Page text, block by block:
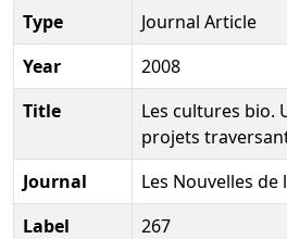
Type
Journal Article
Year
2008
Title
Les cultures bio.
projets
Journal
Les Nouvelles
Label
267